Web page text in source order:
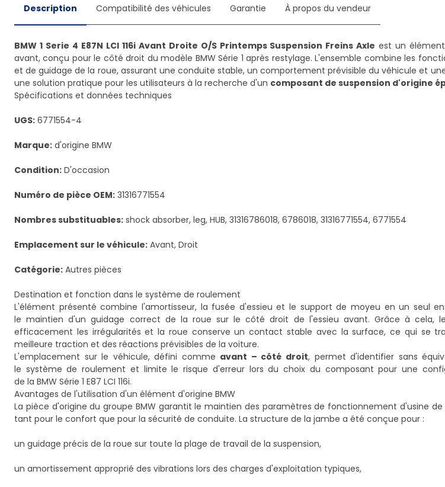
Description Compatibilité des véhicules Garantie À propos du vendeur
BMW 1 Serie 4 E87N LCI 116i Avant Droite O/S Printemps Suspension Freins Axle est un
avant, conçu pour le côté droit du modèle BMW Série 1 après restylage. L'ensemble combine les
et de guidage de la roue, assurant une conduite stable, un comportement prévisible du véhicule et
une solution pratique pour les utilisateurs à la recherche d'un composant de suspension d'origine
Spécifications et données techniques
UGS: 6771554-4
Marque: d'origine BMW
Condition: D'occasion
Numéro de pièce OEM: 31316771554
Nombres substituables: shock absorber, leg, HUB, 31316786018, 6786018, 31316771554, 6771554
Emplacement sur le véhicule: Avant, Droit
Catégorie: Autres pièces
Destination et fonction dans le système de roulement
L'élément présenté combine l'amortisseur, la fusée d'essieu et le support de moyeu en un seul
le maintien d'un guidage correct de la roue sur le côté droit de l'essieu avant. Grâce à cela,
efficacement les irrégularités et la roue conserve un contact stable avec la surface, ce qui se
meilleure traction et des réactions prévisibles de la voiture.
L'emplacement sur le véhicule, défini comme avant – côté droit, permet d'identifier sans
le système de roulement et limite le risque d'erreur lors du choix du composant pour une
de la BMW Série 1 E87 LCI 116i.
Avantages de l'utilisation d'un élément d'origine BMW
La pièce d'origine du groupe BMW garantit le maintien des paramètres de fonctionnement d'usine
tant pour le confort que pour la sécurité de conduite. La structure de la jambe a été conçue pour :
un guidage précis de la roue sur toute la plage de travail de la suspension,
un amortissement approprié des vibrations lors des charges d'exploitation typiques,